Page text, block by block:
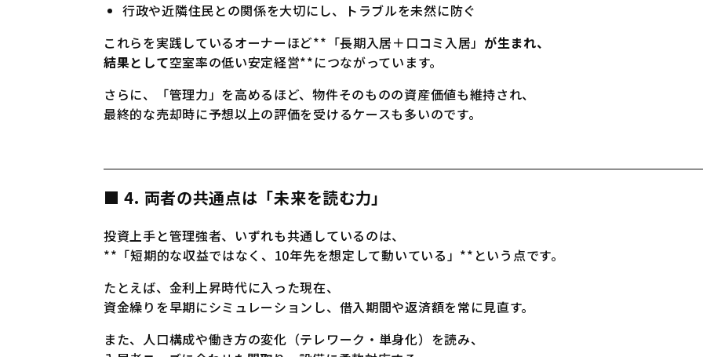
行政や近隣住民との関係を大切にし、トラブルを未然に防ぐ
これらを実践しているオーナーほど**「長期入居＋口コミ入居」 が生まれ、
結果として空室率の低い安定経営**につながっています。
さらに、「管理力」を高めるほど、物件そのものの資産価値も維持され、
最終的な売却時に予想以上の評価を受けるケースも多いのです。
■ 4. 両者の共通点は「未来を読む力」
投資上手と管理強者、いずれも共通しているのは、
**「短期的な収益ではなく、10年先を想定して動いている」**という点です。
たとえば、金利上昇時代に入った現在、
資金繰りを早期にシミュレーションし、借入期間や返済額を常に見直す。
また、人口構成や働き方の変化（テレワーク・単身化）を読み、